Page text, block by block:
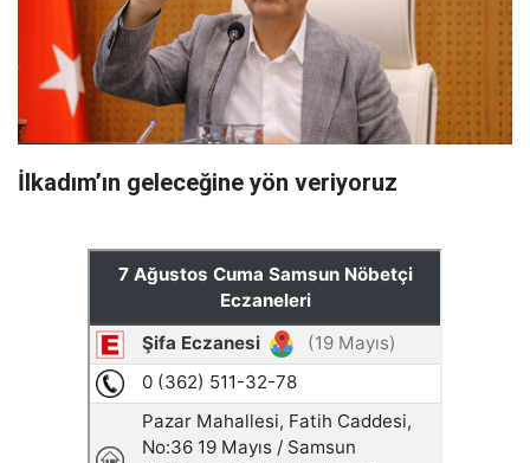
İlkadım’ın geleceğine yön veriyoruz